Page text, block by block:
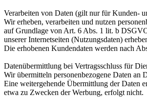
Verarbeiten von Daten (gilt nur für Kunden-
Wir erheben, verarbeiten und nutzen
auf Grundlage von Art. 6 Abs. 1 lit. b
unserer Internetseiten (Nutzungsdaten)
Die erhobenen Kundendaten werden nach
Datenübermittlung bei Vertragsschluss für
Wir übermitteln personenbezogene Daten
Eine weitergehende Übermittlung der Daten
etwa zu Zwecken der Werbung, erfolgt nicht.